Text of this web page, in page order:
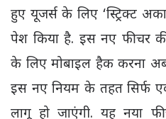
हुए यूजर्स के लिए ‘स्ट्रिक्ट
पेश किया है. इस नए फीचर
के लिए मोबाइल हैक करना
इस नए नियम के तहत सिर्फ
लागू हो जाएंगी. यह नया